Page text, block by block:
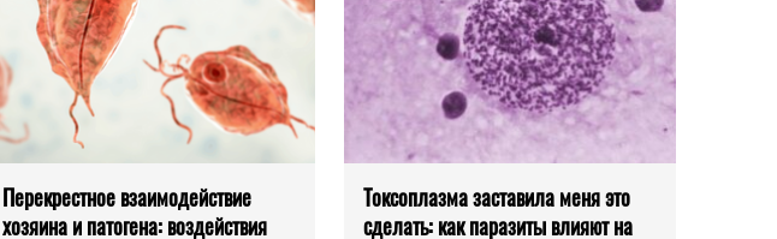
Перекрестное взаимодействие
хозяина и патогена: воздействия
Токсоплазма заставила меня это
сделать: как паразиты влияют на